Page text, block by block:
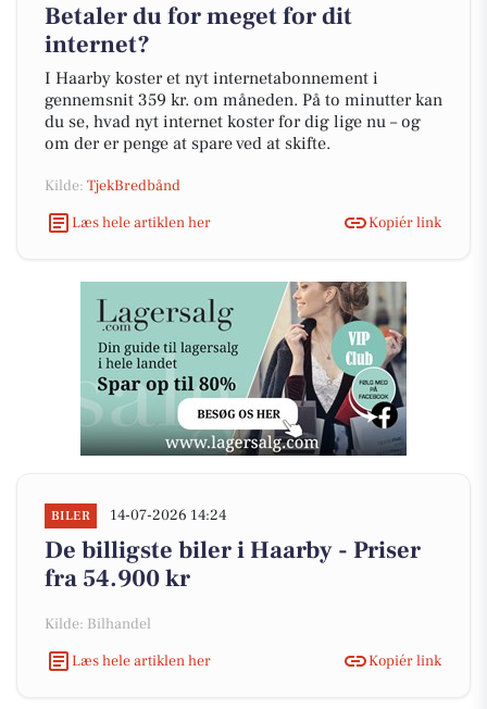
Betaler du for meget for dit
internet?
I Haarby koster et nyt internetabonnement i
gennemsnit 359 kr. om måneden. På to minutter kan
du se, hvad nyt internet koster for dig lige nu – og
om der er penge at spare ved at skifte.
Kilde: TjekBredbånd
Læs hele artiklen her
Kopiér link
BILER 14-07-2026 14:24
De billigste biler i Haarby - Priser
fra 54.900 kr
Kilde: Bilhandel
Læs hele artiklen her
Kopiér link